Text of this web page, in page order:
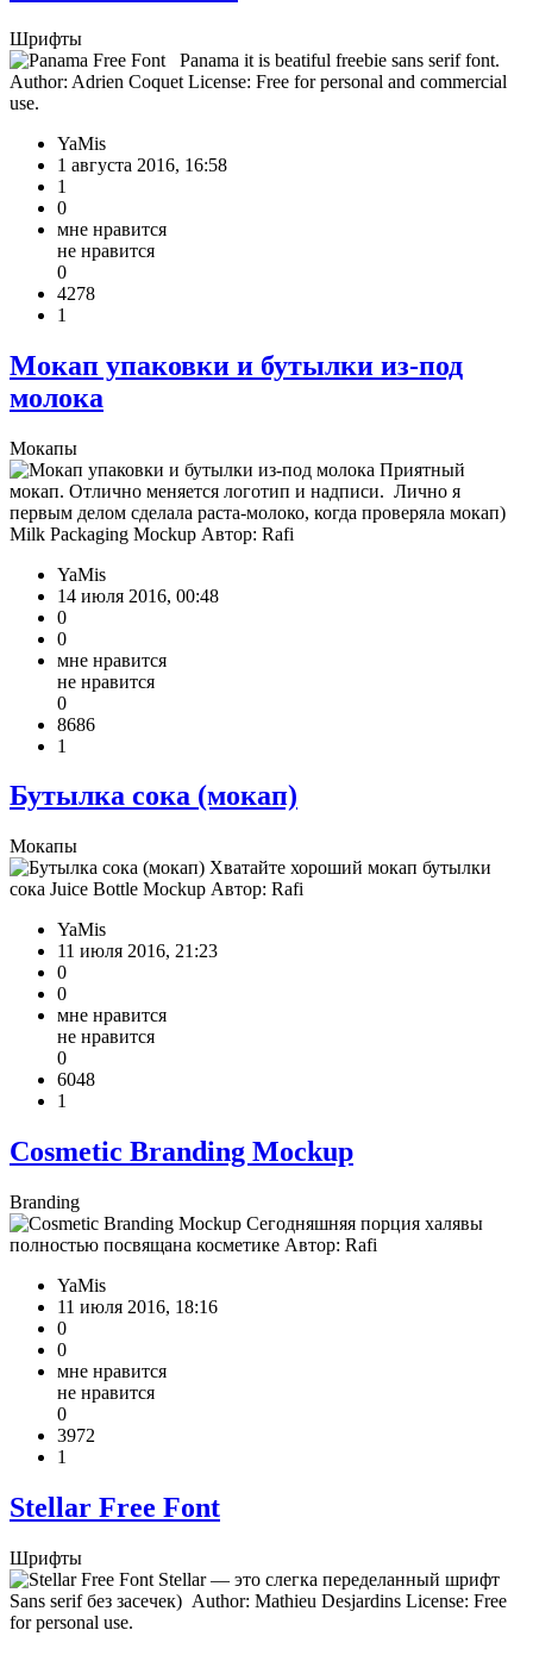
Шрифты
Panama it is beatiful freebie sans serif font.
Author: Adrien Coquet License: Free for personal and commercial
use.
YaMis
1 августа 2016, 16:58
1
0
мне нравится
не нравится
0
4278
1
Мокап упаковки и бутылки из-под
молока
Мокапы
Приятный
мокап. Отлично меняется логотип и надписи. Лично я
первым делом сделала раста-молоко, когда проверяла мокап)
Milk Packaging Mockup Автор: Rafi
YaMis
14 июля 2016, 00:48
0
0
мне нравится
не нравится
0
8686
1
Бутылка сока (мокап)
Мокапы
Хватайте хороший мокап бутылки
сока Juice Bottle Mockup Автор: Rafi
YaMis
11 июля 2016, 21:23
0
0
мне нравится
не нравится
0
6048
1
Cosmetic Branding Mockup
Branding
Сегодняшняя порция халявы
полностью посвящана косметике Автор: Rafi
YaMis
11 июля 2016, 18:16
0
0
мне нравится
не нравится
0
3972
1
Stellar Free Font
Шрифты
Stellar — это слегка переделанный шрифт
Sans serif без засечек) Author: Mathieu Desjardins License: Free
for personal use.